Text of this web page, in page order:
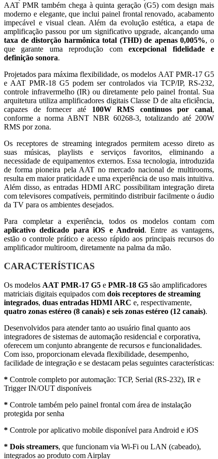
AAT PMR também chega à quinta geração (G5) com design mais
moderno e elegante, que inclui painel frontal renovado, acabamento
impecável e visual clean. Além da evolução estética, a etapa de
amplificação passou por um significativo upgrade, alcançando uma
taxa de distorção harmônica total (THD) de apenas 0,005%, o
que garante uma reprodução comexcepcional fidelidade e
definição sonora.
Projetados para máxima flexibilidade, os modelos AAT PMR-17 G5
e AAT PMR-18 G5 podem ser controlados via TCP/IP, RS-232,
controle infravermelho (IR) ou diretamente pelo painel frontal. Sua
arquitetura utiliza amplificadores digitais Classe D de alta eficiência,
capazes de fornecer até 100W RMS contínuos por canal,
conforme a norma ABNT NBR 60268-3, totalizando até 200W
RMS por zona.
Os receptores de streaming integrados permitem acesso direto as
suas músicas, playlists e serviços favoritos, eliminando a
necessidade de equipamentos externos. Essa tecnologia, introduzida
de forma pioneira pela AAT no mercado nacional de multirooms,
resulta em maior praticidade e uma experiência de uso mais intuitiva.
Além disso, as entradas HDMI ARC possibilitam integração direta
com televisores compatíveis, permitindo distribuir facilmente o áudio
da TV para os ambientes desejados.
Para completar a experiência, todos os modelos contam com
aplicativo dedicado para iOS e Android. Entre as vantagens,
estão o controle prático e acesso rápido aos principais recursos do
amplificador multiroom, diretamente na palma da mão.
CARACTERÍSTICAS
Os modelos AAT PMR-17 G5 e PMR-18 G5 são amplificadores
matriciais digitais equipados com dois receptores de streaming
integrados, duas entradas HDMI ARC e, respectivamente,
quatro zonas estéreo (8 canais) e seis zonas estéreo (12 canais).
Desenvolvidos para atender tanto ao usuário final quanto aos
integradores de sistemas de automação residencial e corporativa,
oferecem um conjunto abrangente de recursos e funcionalidades.
Com isso, proporcionam elevada flexibilidade, desempenho,
facilidade de integração e se destacam pelas seguintes características:
* Controle completo por automação: TCP, Serial (RS-232), IR e
Trigger IN/OUT disponíveis
* Controle também pelo painel frontal com área de instalação
protegida por senha
* Controle por aplicativo mobile disponível para Android e iOS
* Dois streamers, que funcionam via Wi-Fi ou LAN (cabeado),
integrados ao produto com Airplay